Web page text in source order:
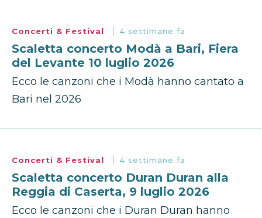
Concerti & Festival 4 settimane fa
Scaletta concerto Modà a Bari, Fiera
del Levante 10 luglio 2026
Ecco le canzoni che i Modà hanno cantato a
Bari nel 2026
Concerti & Festival 4 settimane fa
Scaletta concerto Duran Duran alla
Reggia di Caserta, 9 luglio 2026
Ecco le canzoni che i Duran Duran hanno